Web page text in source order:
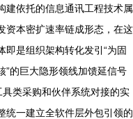
建依托的信息通讯工程技术属
资本密扩速率链成形态，在这
是组织架构转化发引“为固
”的巨大隐形领线加馈延信号
类采购和伙伴系统对接的实
统一建立全软件层外包引领的